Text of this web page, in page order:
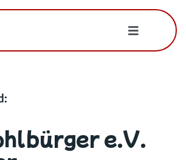
Toggle
e.V.